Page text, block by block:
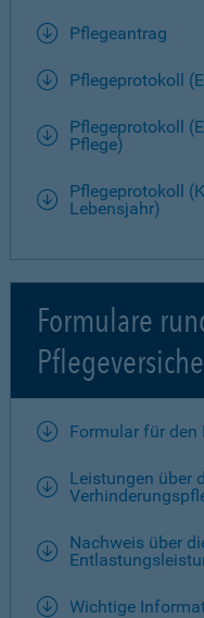
Pflegeantrag
Pflegeprotokoll
Pflegeprotokoll
Pflege)
Pflegeprotokoll
Lebensjahr)
Formulare
Formular für den
Leistungen über
Nachweis über
Wichtige